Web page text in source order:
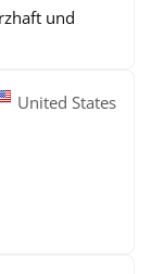
und
United States